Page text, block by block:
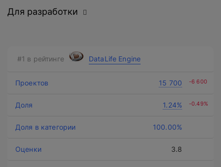
Для разработки
DataLife Engine
15 700 -6 600
1.24% -0.49%
100.00%
3.8
Нажимая на кнопку, вы даете
согласие на обработку
политикой конфиденциальности